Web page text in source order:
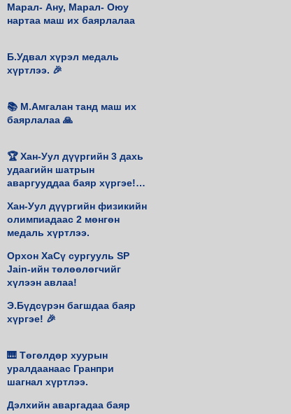
Марал- Ану, Марал- Оюу
нартаа маш их баярлалаа
Б.Удвал хүрэл медаль
хүртлээ. 🎉
📚 М.Амгалан танд маш их
баярлалаа 🙏
🏆 Хан-Уул дүүргийн 3 дахь
удаагийн шатрын
аваргууддаа баяр хүргэе!♟️
Хан-Уул дүүргийн физикийн
олимпиадаас 2 мөнгөн
медаль хүртлээ.
Орхон ХаСү сургууль SP
Jain-ийн төлөөлөгчийг
хүлээн авлаа!
Э.Бүдсүрэн багшдаа баяр
хүргэе! 🎉
🎹 Төгөлдөр хуурын
уралдаанаас Гранпри
шагнал хүртлээ.
Дэлхийн аваргадаа баяр